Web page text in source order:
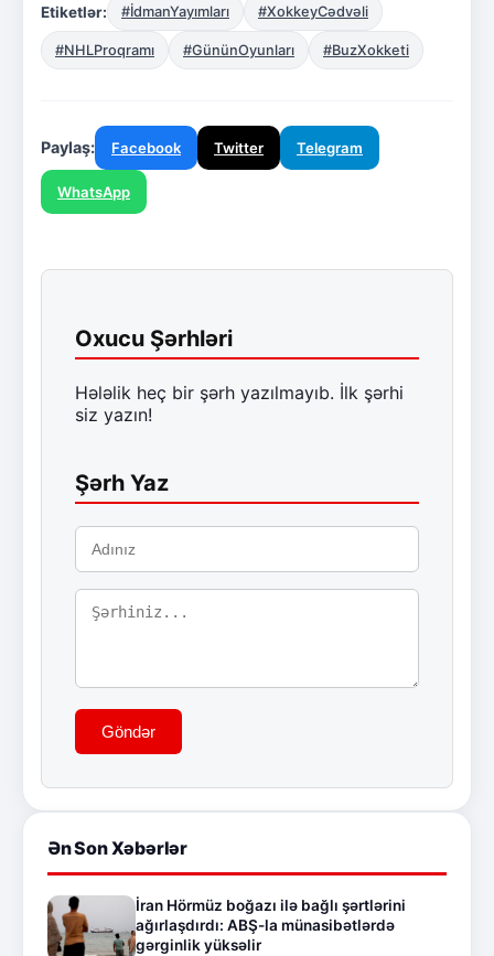
Etiketlər: #İdmanYayımları #XokkeyCədvəli
#NHLProqramı #GününOyunları #BuzXokketi
Paylaş: Facebook Twitter Telegram
WhatsApp
Oxucu Şərhləri
Hələlik heç bir şərh yazılmayıb. İlk şərhi
siz yazın!
Şərh Yaz
Göndər
Ən Son Xəbərlər
İran Hörmüz boğazı ilə bağlı şərtlərini
ağırlaşdırdı: ABŞ-la münasibətlərdə
gərginlik yüksəlir